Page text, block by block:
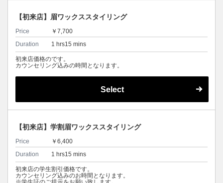
【初来店】眉ワックススタイリング
Price
￥7,700
Duration
1 hrs15 mins
初来店価格のです。
カウンセリング込みの時間となります。
Select
【初来店】学割眉ワックススタイリング
Price
￥6,400
Duration
1 hrs15 mins
初来店の学生割引価格です。
カウンセリング込みのお時間となります。